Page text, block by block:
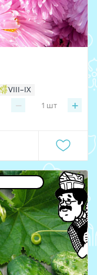
VIII–IX
− +
1 шт